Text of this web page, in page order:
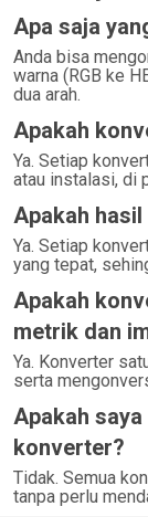
Apa saja
Anda bisa
warna (RGB ke
dua arah.
Apakah
Ya. Setiap
atau instalasi, di
Apakah
Ya. Setiap
yang tepat,
Apakah
metrik dan
Ya. Konverter
serta
Apakah
konverter?
Tidak. Semua
tanpa perlu